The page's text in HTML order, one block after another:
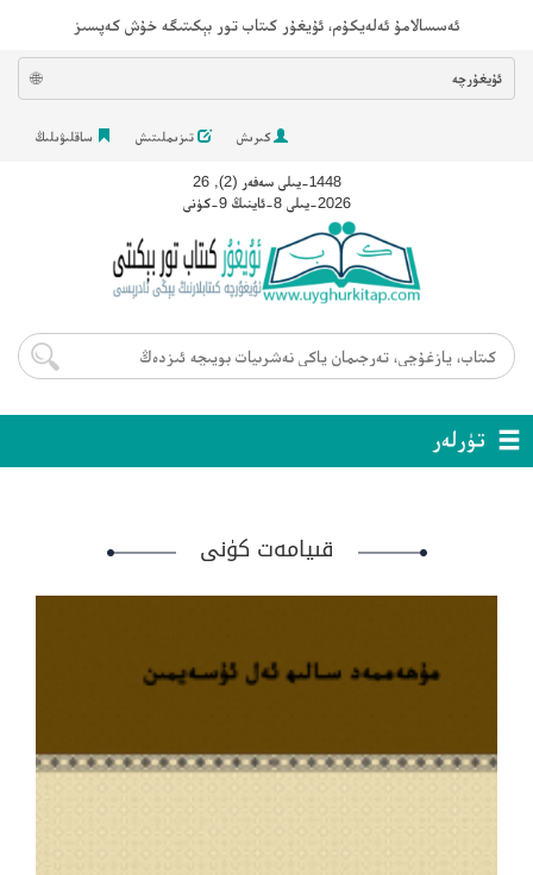
ئەسسالامۇ ئەلەيكۇم، ئۇيغۇر كىتاب تور بېكىتىگە خۇش كەپسىز
ئۇيغۇرچە 🌐
كىرىش تىزىملىتىش ساقلىۋىلىڭ
1448-يىلى سەفەر (2), 26
2026-يىلى 8-ئاينىڭ 9-كۈنى
تۈرلەر
قىيامەت كۈنى